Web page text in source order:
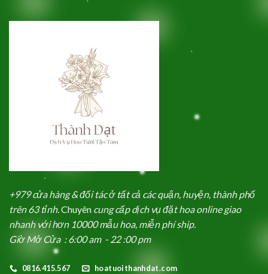
+979 cửa hàng & đối tác ở tất cả các quận, huyện, thành phố
trên 63 tỉnh. Chuyên cung cấp dịch vụ đặt hoa online giao
nhanh với hơn 10000 mẫu hoa, miễn phí ship.
Giờ Mở Cửa : 6:00 am - 22 :00 pm
0816.415.567 hoatuoithanhdat.com